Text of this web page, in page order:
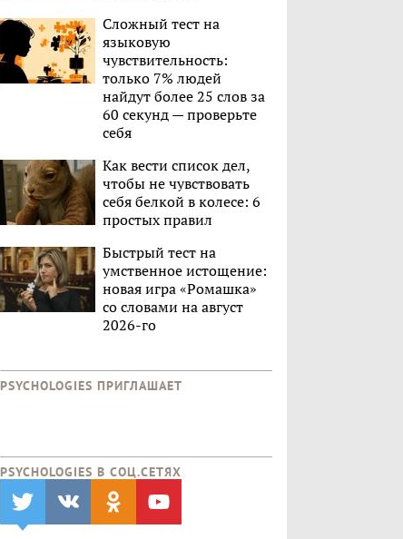
Сложный тест на
языковую
чувствительность:
только 7% людей
найдут более 25 слов за
60 секунд — проверьте
себя
Как вести список дел,
чтобы не чувствовать
себя белкой в колесе: 6
простых правил
Быстрый тест на
умственное истощение:
новая игра «Ромашка»
со словами на август
2026-го
PSYCHOLOGIES ПРИГЛАШАЕТ
PSYCHOLOGIES В CОЦ.СЕТЯХ